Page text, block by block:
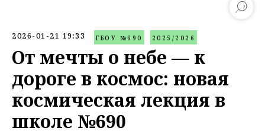
От мечты о небе — к
дороге в космос: новая
космическая лекция в
школе №690
2026-01-21 19:33 ГБОУ №690 2025/2026